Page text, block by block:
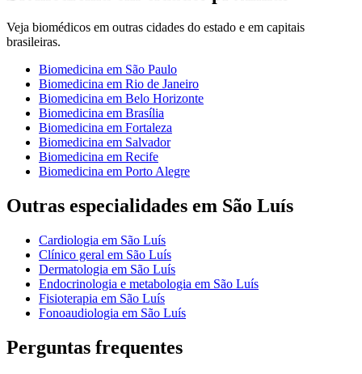
Veja biomédicos em outras cidades do estado e em capitais
brasileiras.
Biomedicina em São Paulo
Biomedicina em Rio de Janeiro
Biomedicina em Belo Horizonte
Biomedicina em Brasília
Biomedicina em Fortaleza
Biomedicina em Salvador
Biomedicina em Recife
Biomedicina em Porto Alegre
Outras especialidades em São Luís
Cardiologia em São Luís
Clínico geral em São Luís
Dermatologia em São Luís
Endocrinologia e metabologia em São Luís
Fisioterapia em São Luís
Fonoaudiologia em São Luís
Perguntas frequentes